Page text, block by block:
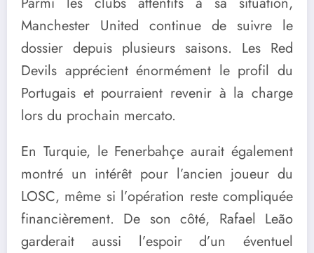
Manchester United continue de suivre le
dossier depuis plusieurs saisons. Les Red
Devils apprécient énormément le profil du
Portugais et pourraient revenir à la charge
lors du prochain mercato.
En Turquie, le Fenerbahçe aurait également
montré un intérêt pour l’ancien joueur du
LOSC, même si l’opération reste compliquée
financièrement. De son côté, Rafael Leão
garderait aussi l’espoir d’un éventuel